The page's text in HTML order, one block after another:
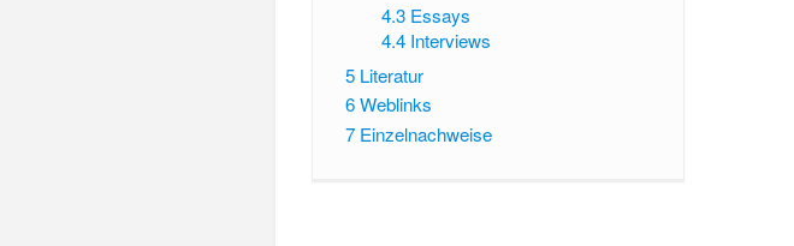
4.3 Essays
4.4 Interviews
5 Literatur
6Weblinks
7 Einzelnachweise